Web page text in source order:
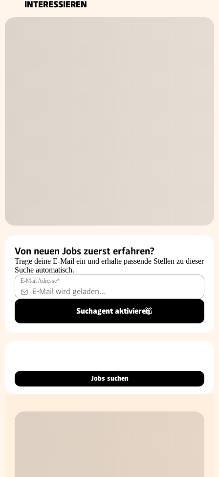
INTERESSIEREN
Von neuen Jobs zuerst erfahren?
Trage deine E-Mail ein und erhalte passende Stellen zu dieser
Suche automatisch.
E-Mail Adresse*
Suchagent aktivieren
Jobs suchen